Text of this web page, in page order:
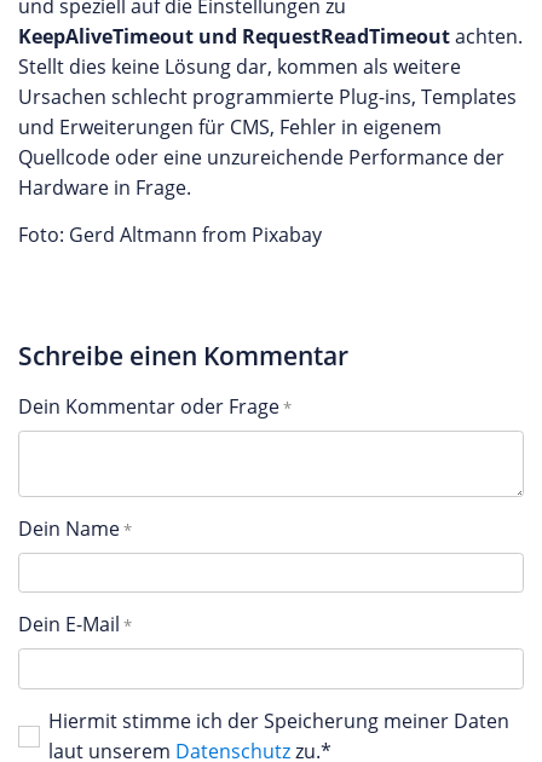
und speziell auf die Einstellungen zu
KeepAliveTimeout und RequestReadTimeoutachten.
Stellt dies keine Lösung dar, kommen als weitere
Ursachen schlecht programmierte Plug-ins, Templates
und Erweiterungen für CMS, Fehler in eigenem
Quellcode oder eine unzureichende Performance der
Hardware in Frage.
Foto: Gerd Altmann from Pixabay
Schreibe einen Kommentar
Dein Kommentar oder Frage
Dein Name
Dein E-Mail
Hiermit stimme ich der Speicherung meiner Daten
laut unserem Datenschutzzu.*